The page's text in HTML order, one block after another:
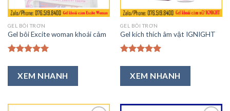
GEL BÔI TRƠN
Gel bôi Excite woman khoái cảm
hạng5.00
5 sao
XEM NHANH
GEL BÔI TRƠN
Gel kích thích âm vật IGNIGHT
hạng5.00
5 sao
XEM NHANH